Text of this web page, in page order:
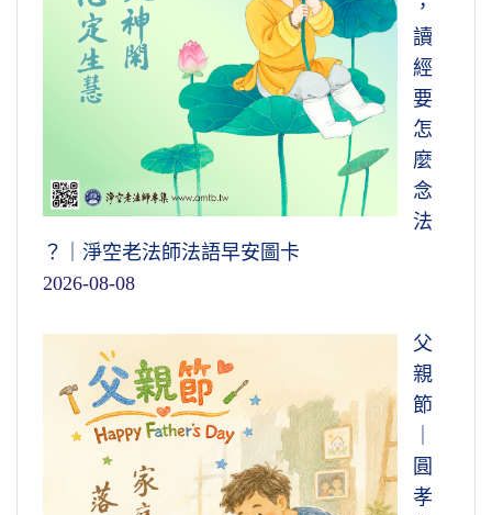
，
讀
經
要
怎
麼
念
法
？｜淨空老法師法語早安圖卡
2026-08-08
父
親
節
圓
孝